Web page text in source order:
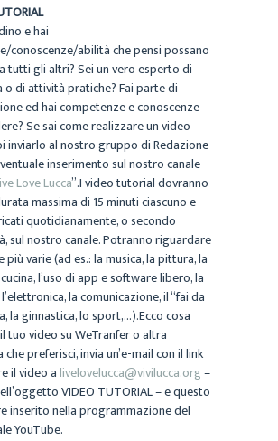
e hai
conoscenze/abilità che pensi possano
tutti gli altri? Sei un vero esperto di
o di attività pratiche? Fai parte di
ed hai competenze e conoscenze
Se sai come realizzare un video
inviarlo al nostro gruppo di Redazione
inserimento sul nostro canale
Love Lucca”.I video tutorial dovranno
massima di 15 minuti ciascuno e
quotidianamente, o secondo
sul nostro canale. Potranno riguardare
più varie (ad es.: la musica, la pittura, la
l’uso di app e software libero, la
la comunicazione, il “fai da
la ginnastica, lo sport,…).Ecco cosa
tuo video su WeTranfer o altra
preferisci, invia un’e-mail con il link
il video alivelovelucca@vivilucca.org–
VIDEO TUTORIAL – e questo
inserito nella programmazione del
YouTube.